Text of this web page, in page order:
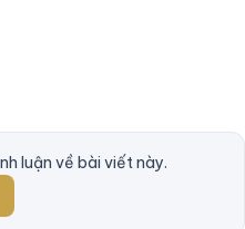
luận về bài viết này.